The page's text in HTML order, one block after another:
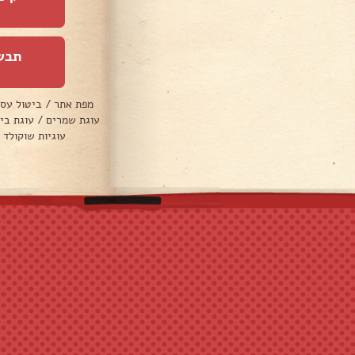
מפת אתר / ביטול
עוגת שמרים / עוגת
עוגיות